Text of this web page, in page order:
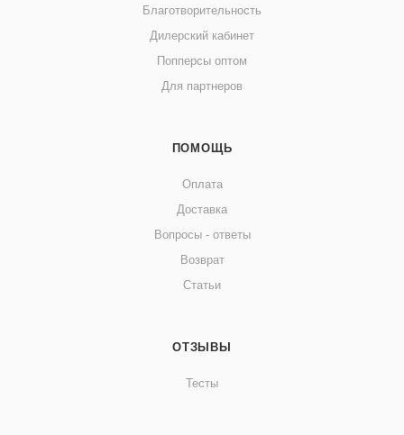
Благотворительность
Дилерский кабинет
Попперсы оптом
Для партнеров
ПОМОЩЬ
Оплата
Доставка
Вопросы - ответы
Возврат
Статьи
ОТЗЫВЫ
Тесты